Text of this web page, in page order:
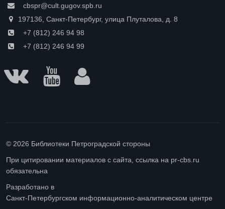
cbspr@cult.gugov.spb.ru
197136, Санкт-Петербург, улица Плуталова, д. 8
+7 (812) 246 94 98
+7 (812) 246 94 99
© 2026 Библиотеки Петроградской стороны
При цитировании материалов с сайта, ссылка на pr-cbs.ru
обязательна
Разработано в
Санкт-Петербургском информационно-аналитическом центре